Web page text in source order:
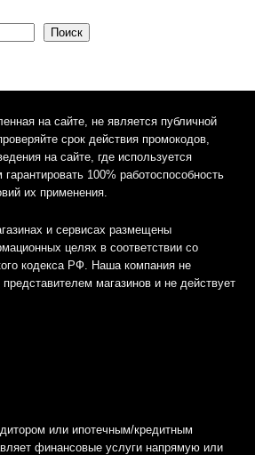
Поиск
на сайте, не является публичной
срок действия промокодов,
на сайте, где используется
100% работоспособность
их применения.
и сервисах размещены
целях в соответствии со
кодекса РФ. Наша компания не
магазинов и не действует
или ипотечным/кредитным
финансовые услуги напрямую или